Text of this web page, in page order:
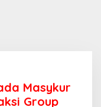
Masykur
Group